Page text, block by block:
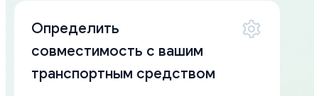
Определить
совместимость с вашим
транспортным средством